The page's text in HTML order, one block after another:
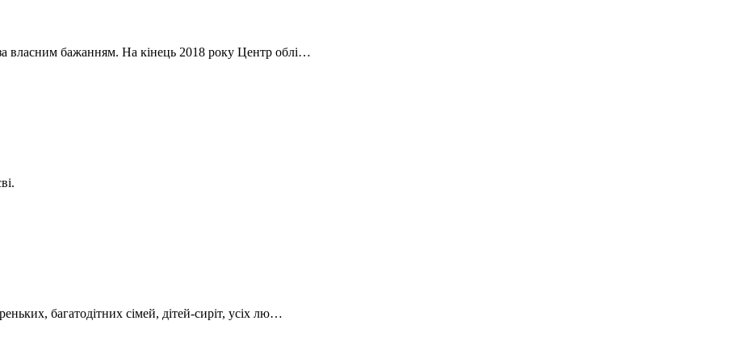
власним бажанням. На кінець 2018 року Центр облі…
багатодітних сімей, дітей-сиріт, усіх лю…